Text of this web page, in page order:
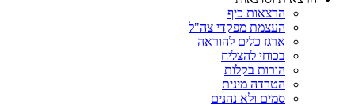
הרצאות כיף
העצמת מפקדי צה"ל
ארגז כלים להוראה
בכוחי להצליח
הורות בקלות
הטרדה מינית
סמים ולא נהנים